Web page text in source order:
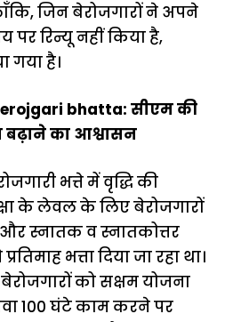
जिन बेरोजगारों ने अपने
रिन्यू नहीं किया है,
गया है।
bhatta: सीएम की
बढ़ाने का आश्वासन
भत्ते में वृद्धि की
के लेवल के लिए बेरोजगारों
स्नातक व स्नातकोत्तर
भत्ता दिया जा रहा था।
को सक्षम योजना
100 घंटे काम करने पर